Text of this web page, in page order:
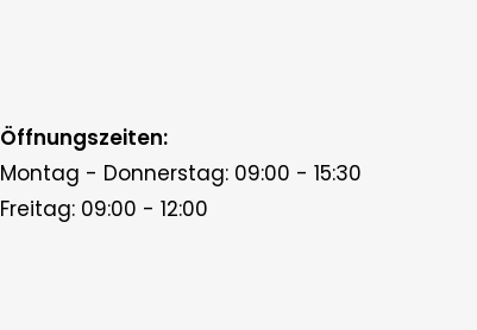
Öffnungszeiten:
Montag - Donnerstag: 09:00 - 15:30
Freitag: 09:00 - 12:00